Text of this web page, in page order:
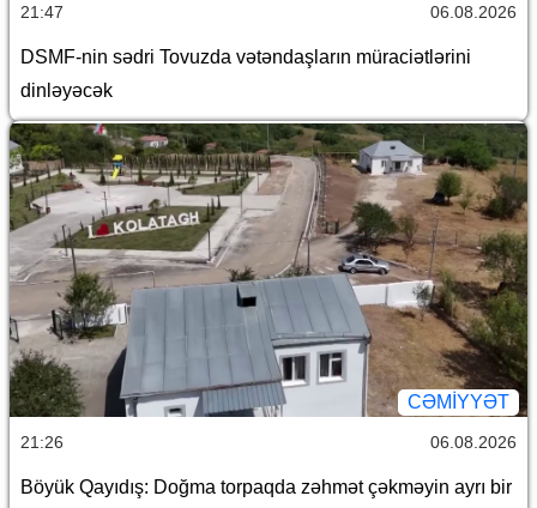
21:47 06.08.2026
DSMF-nin sədri Tovuzda vətəndaşların müraciətlərini
dinləyəcək
CƏMİYYƏT
21:26 06.08.2026
Böyük Qayıdış: Doğma torpaqda zəhmət çəkməyin ayrı bir